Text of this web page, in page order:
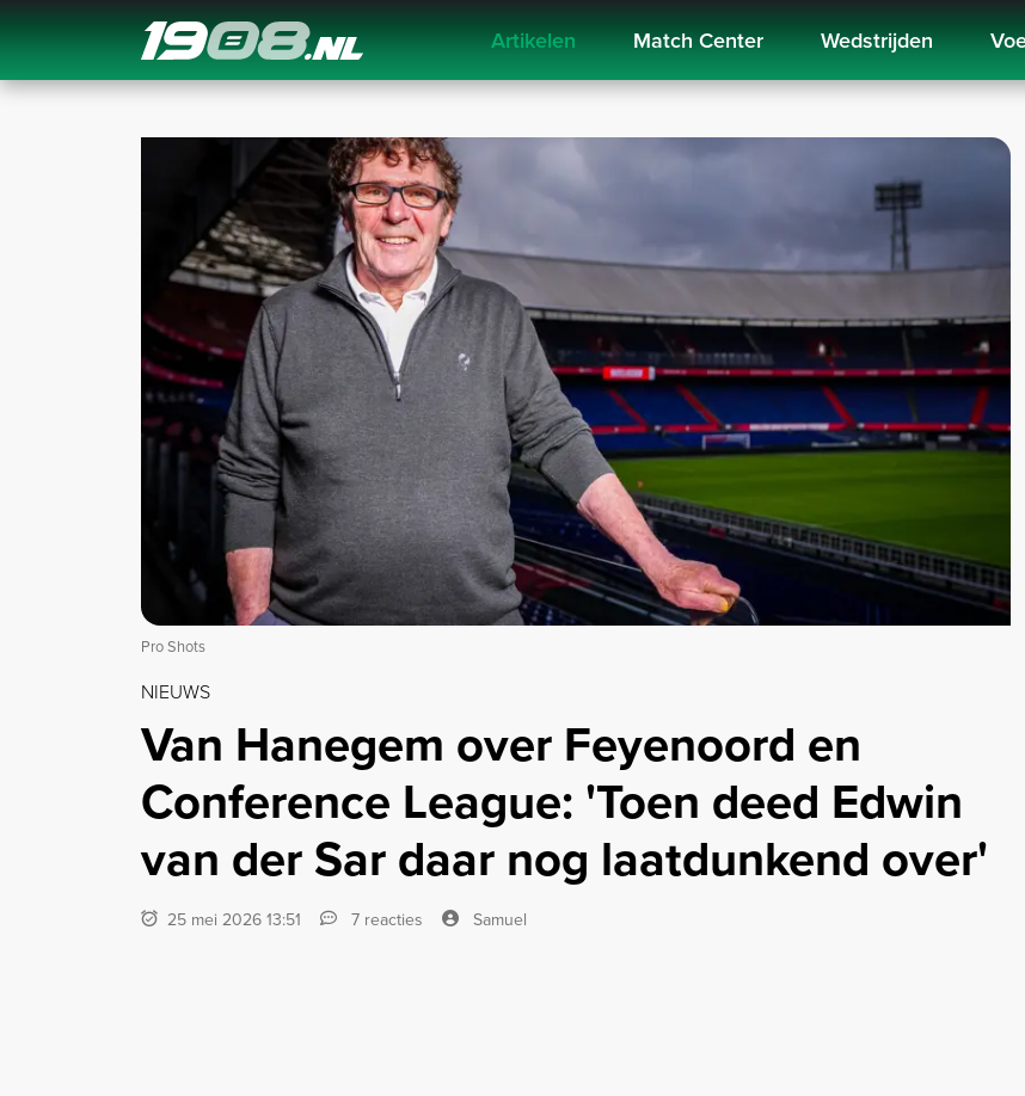
Navigation Artikelen Match Center Wedstrijden
Pro Shots
NIEUWS
Van Hanegem over Feyenoord en
Conference League: 'Toen deed Edwin
van der Sar daar nog laatdunkend over'
25 mei 2026 13:51 7 reacties Samuel